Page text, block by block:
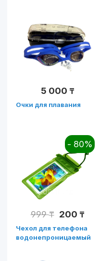
5 000 ₸
Очки для плавания
- 80%
999₸ 200 ₸
Чехол для телефона
водонепроницаемый